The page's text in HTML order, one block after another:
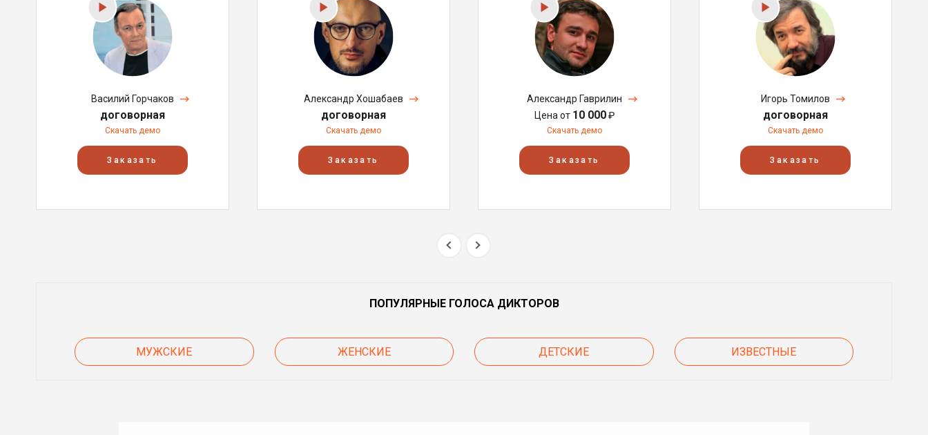
Василий Горчаков
договорная
Скачать демо
Заказать
Александр Хошабаев
договорная
Скачать демо
Заказать
Александр Гаврилин
Цена от 10 000₽
Скачать демо
Заказать
Игорь Томилов
договорная
Скачать демо
Заказать
ПОПУЛЯРНЫЕ ГОЛОСА ДИКТОРОВ
МУЖСКИЕ ЖЕНСКИЕ ДЕТСКИЕ ИЗВЕСТНЫЕ